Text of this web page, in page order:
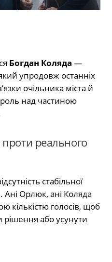
Богдан Коляда —
упродовж останніх
очільника міста й
над частиною
реального
стабільної
Ані Орлюк, ані Коляда
кількістю голосів, щоб
рішення або усунути